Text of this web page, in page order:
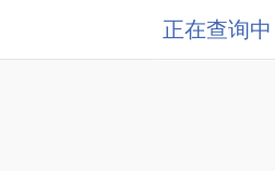
正在查询中